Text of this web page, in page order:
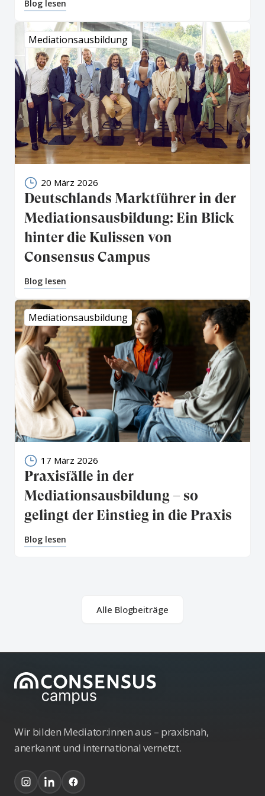
Blog lesen
Mediationsausbildung
20 März 2026
Deutschlands Marktführer in der
Mediationsausbildung: Ein Blick
hinter die Kulissen von
Consensus Campus
Blog lesen
Mediationsausbildung
17 März 2026
Praxisfälle in der
Mediationsausbildung – so
gelingt der Einstieg in die Praxis
Blog lesen
Alle Blogbeiträge
Wir bilden Mediator:innen aus – praxisnah,
anerkannt und international vernetzt.